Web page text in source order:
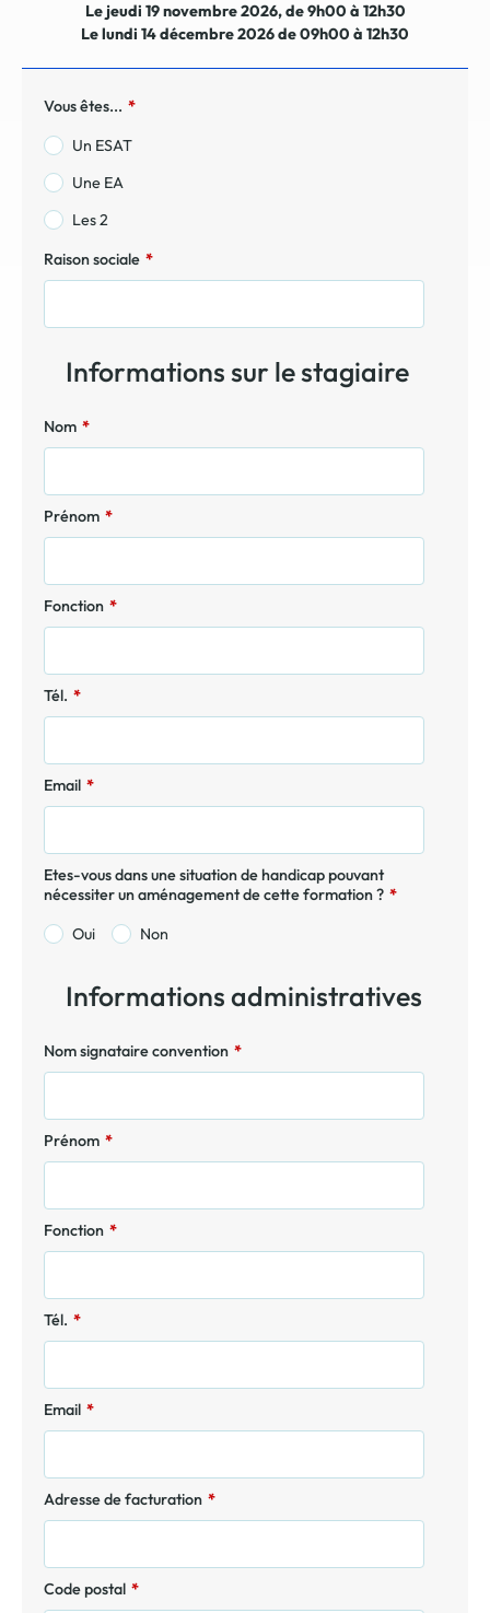
Le jeudi 19 novembre 2026, de 9h00 à 12h30
Le lundi 14 décembre 2026 de 09h00 à 12h30
Vous êtes... *
Un ESAT
Une EA
Les 2
Raison sociale *
Informations sur le stagiaire
Nom *
Prénom *
Fonction *
Tél. *
Email *
Etes-vous dans une situation de handicap pouvant
nécessiter un aménagement de cette formation ? *
Oui
Non
Informations administratives
Nom signataire convention *
Prénom *
Fonction *
Tél. *
Email *
Adresse de facturation *
Code postal *